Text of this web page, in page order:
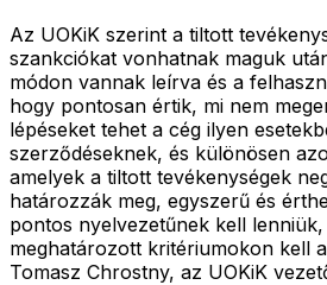
Az UOKiK szerint a tiltott
szankciókat vonhatnak maguk
módon vannak leírva és a
hogy pontosan értik, mi nem
lépéseket tehet a cég ilyen
szerződéseknek, és különösen
amelyek a tiltott tevékenységek
határozzák meg, egyszerű és
pontos nyelvezetűnek kell
meghatározott kritériumokon kell
Tomasz Chrostny, az UOKiK